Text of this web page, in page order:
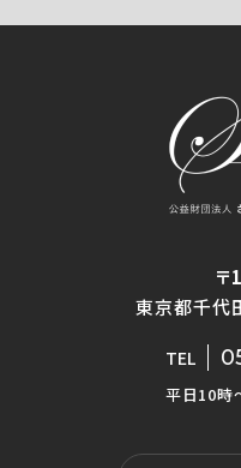
東京都千代
TEL
平日10時